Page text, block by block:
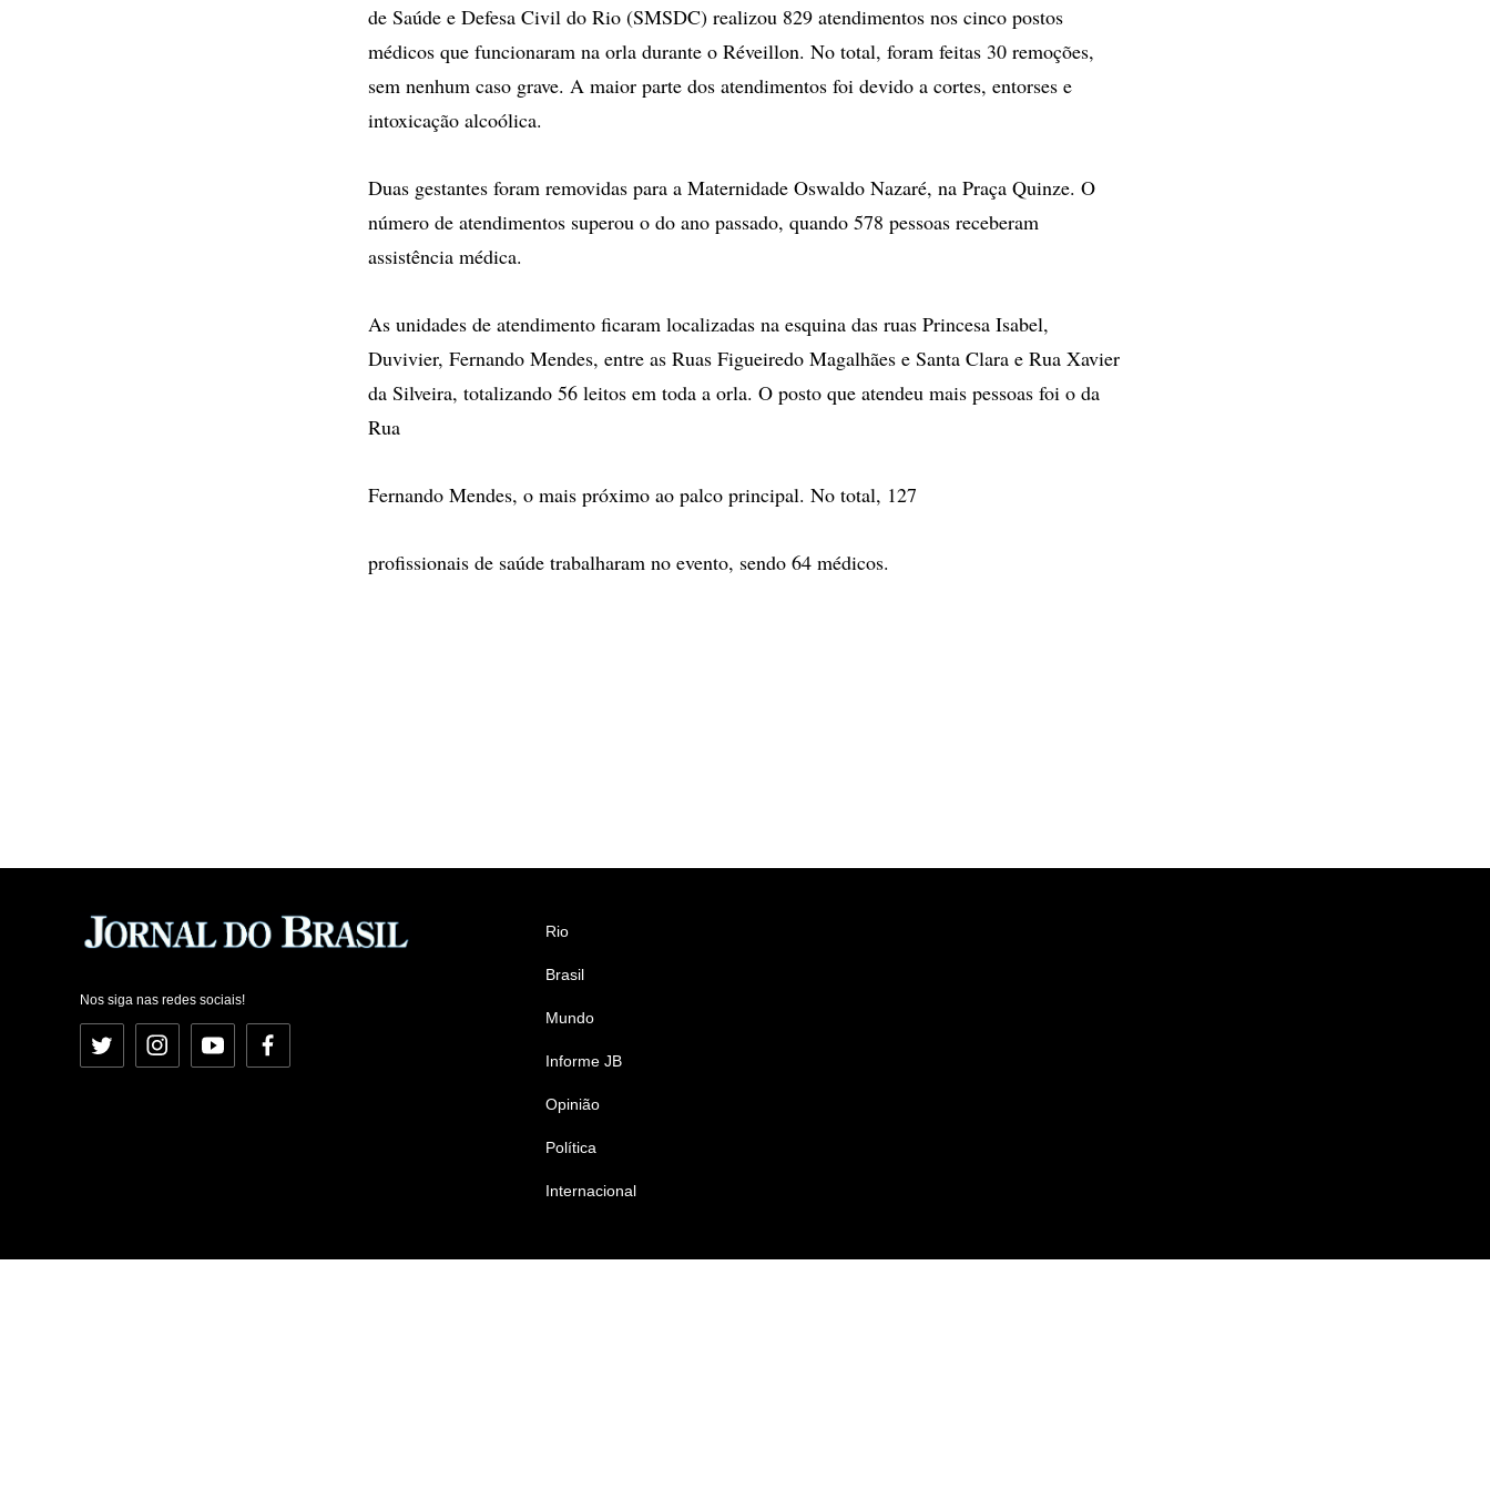
de Saúde e Defesa Civil do Rio (SMSDC) realizou 829 atendimentos nos cinco postos
médicos que funcionaram na orla durante o Réveillon. No total, foram feitas 30 remoções,
sem nenhum caso grave. A maior parte dos atendimentos foi devido a cortes, entorses e
intoxicação alcoólica.
Duas gestantes foram removidas para a Maternidade Oswaldo Nazaré, na Praça Quinze. O
número de atendimentos superou o do ano passado, quando 578 pessoas receberam
assistência médica.
As unidades de atendimento ficaram localizadas na esquina das ruas Princesa Isabel,
Duvivier, Fernando Mendes, entre as Ruas Figueiredo Magalhães e Santa Clara e Rua Xavier
da Silveira, totalizando 56 leitos em toda a orla. O posto que atendeu mais pessoas foi o da
Rua
Fernando Mendes, o mais próximo ao palco principal. No total, 127
profissionais de saúde trabalharam no evento, sendo 64 médicos.
Nos siga nas redes sociais!
Twitter InstagramYouTubeFacebook
Rio
Brasil
Mundo
Informe JB
Opinião
Política
Internacional